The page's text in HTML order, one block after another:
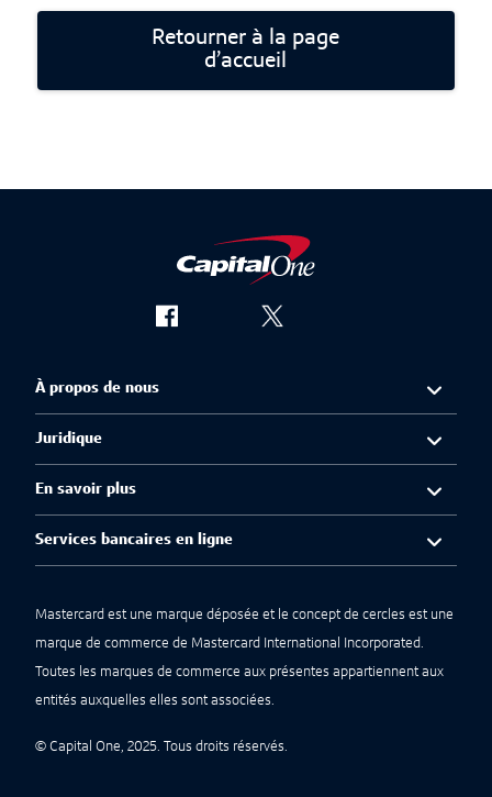
Retourner à la page
d’accueil
À propos de nous
Juridique
En savoir plus
Services bancaires en ligne
Mastercard est une marque déposée et le concept de cercles est une
marque de commerce de Mastercard International Incorporated.
Toutes les marques de commerce aux présentes appartiennent aux
entités auxquelles elles sont associées.
© Capital One, 2025. Tous droits réservés.